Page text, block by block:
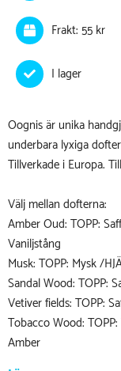
Frakt: 55 kr
Oognis är unika
underbara lyxiga
Tillverkade i Europa.
Välj mellan dofterna:
Amber Oud: TOPP:
Vaniljstång
Musk: TOPP: Mysk /
Sandal Wood: TOPP:
Vetiver fields: TOPP:
Tobacco Wood:
Amber